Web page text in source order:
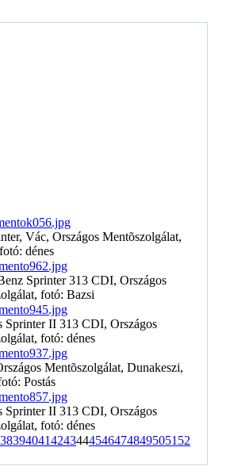
Vác, Országos Mentõszolgálat,
fotó: dénes
Sprinter 313 CDI, Országos
fotó: Bazsi
Sprinter II 313 CDI, Országos
fotó: dénes
Mentõszolgálat, Dunakeszi,
Postás
Sprinter II 313 CDI, Országos
fotó: dénes
3839404142434445464748495051 52